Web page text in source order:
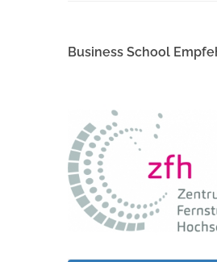
Business School